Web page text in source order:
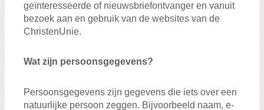
geïnteresseerde of nieuwsbriefontvanger en vanuit
bezoek aan en gebruik van de websites van de
ChristenUnie.
Wat zijn persoonsgegevens?
Persoonsgegevens zijn gegevens die iets over een
natuurlijke persoon zeggen. Bijvoorbeeld naam, e-